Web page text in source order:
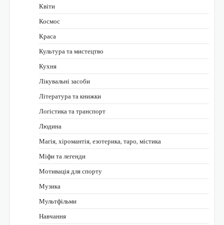
Квіти
Космос
Краса
Культура та мистецтво
Кухня
Лікувальні засоби
Література та книжки
Логістика та транспорт
Людина
Магія, хіромантія, езотерика, таро, містика
Міфи та легенди
Мотивація для спорту
Музика
Мультфільми
Навчання